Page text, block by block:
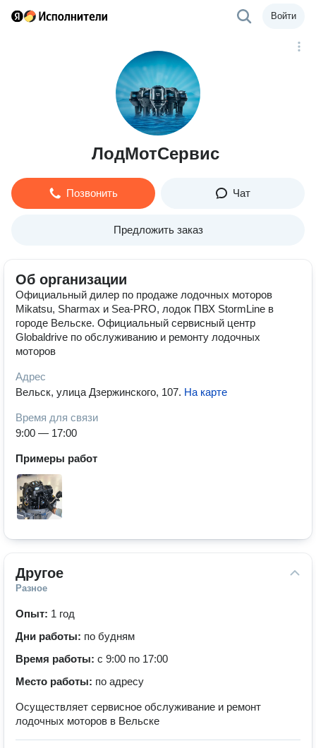
Войти
ЛодМотСервис
Позвонить Чат
Предложить заказ
Об организации
Официальный дилер по продаже лодочных моторов
Mikatsu, Sharmax и Sea-PRO, лодок ПВХ StormLine в
городе Вельске. Официальный сервисный центр
Globaldrive по обслуживанию и ремонту лодочных
моторов
Адрес
Вельск, улица Дзержинского, 107. На карте
Время для связи
9:00 — 17:00
Примеры работ
Другое
Разное
Опыт: 1 год
Дни работы: по будням
Время работы: с 9:00 по 17:00
Место работы: по адресу
Осуществляет сервисное обслуживание и ремонт
лодочных моторов в Вельске